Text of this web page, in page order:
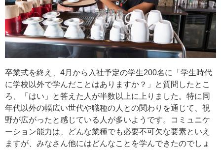
卒業式を終え、4月から入社予定の学生200名に「学生時代
に学校以外で学んだことはありますか？」と質問したとこ
ろ、「はい」と答えた人が半数以上に上りました。特に同
年代以外の幅広い世代や職種の人との関わりを通じて、視
野が広がったと感じている人が多いようです。コミュニケ
ーション能力は、どんな業種でも必要不可欠な要素といえ
ますが、みなさん他にはどんなことを学んできたのでしょ